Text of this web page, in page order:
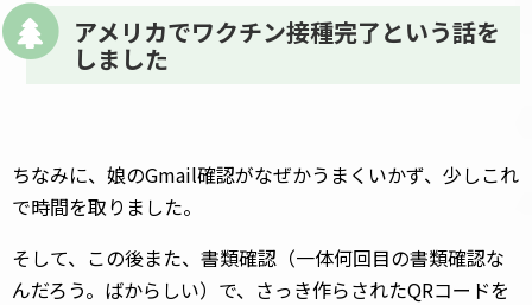
アメリカでワクチン接種完了という話を
しました
ちなみに、娘のGmail確認がなぜかうまくいかず、少しこれ
で時間を取りました。
そして、この後また、書類確認（一体何回目の書類確認な
んだろう。ばからしい）で、さっき作らされたQRコードを